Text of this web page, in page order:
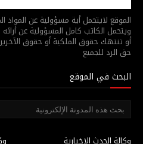
الموقع لايتحمل أية مسؤولية عن
ويتحمل الكاتب كامل المسؤولية عن
أو تنتهك حقوق الملكية أو حقوق
حق الرد للجميع
البحث في الموقع
وكالة الحدث الاخبارية